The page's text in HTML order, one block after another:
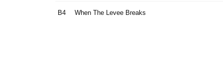
B4 When The Levee Breaks